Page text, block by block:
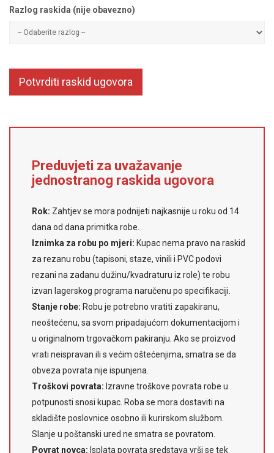
Razlog raskida (nije obavezno)
Potvrditi raskid ugovora
Preduvjeti za uvažavanje
jednostranog raskida ugovora
Rok: Zahtjev se mora podnijeti najkasnije u roku od 14
dana od dana primitka robe.
Iznimka za robu po mjeri: Kupac nema pravo na raskid
za rezanu robu (tapisoni, staze, vinili i PVC podovi
rezani na zadanu dužinu/kvadraturu iz role) te robu
izvan lagerskog programa naručenu po specifikaciji.
Stanje robe: Robu je potrebno vratiti zapakiranu,
neoštećenu, sa svom pripadajućom dokumentacijom i
u originalnom trgovačkom pakiranju. Ako se proizvod
vrati neispravan ili s većim oštećenjima, smatra se da
obveza povrata nije ispunjena.
Troškovi povrata: Izravne troškove povrata robe u
potpunosti snosi kupac. Roba se mora dostaviti na
skladište poslovnice osobno ili kurirskom službom.
Slanje u poštanski ured ne smatra se povratom.
Povrat novca: Isplata povrata sredstava vrši se tek